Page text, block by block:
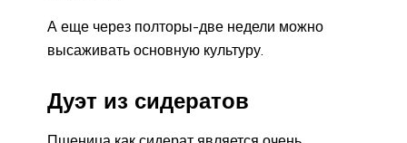
А еще через полторы-две недели можно
высаживать основную культуру.
Дуэт из сидератов